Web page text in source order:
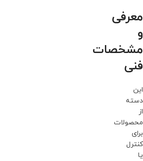
معرفی
و
مشخصات
فنی
این
دسته
از
محصولات
برای
کنترل
یا